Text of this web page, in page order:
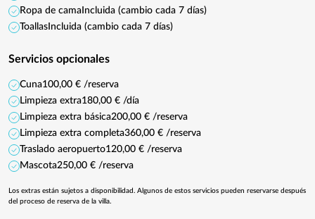
Ropa de cama Incluida (cambio cada 7 días)
Toallas Incluida (cambio cada 7 días)
Servicios opcionales
Cuna100,00 € /reserva
Limpieza extra180,00 € /día
Limpieza extra básica200,00 € /reserva
Limpieza extra completa360,00 € /reserva
Traslado aeropuerto120,00 € /reserva
Mascota250,00 € /reserva
Los extras están sujetos a disponibilidad. Algunos de estos servicios pueden reservarse después
del proceso de reserva de la villa.